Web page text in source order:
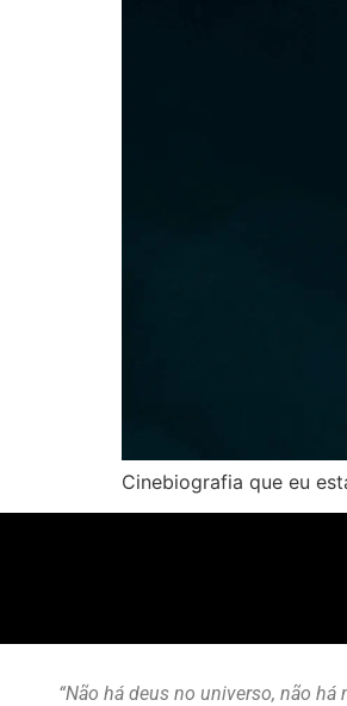
Cinebiografia que eu
“Não há deus no universo, não